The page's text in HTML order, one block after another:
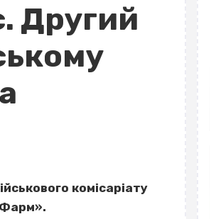
Другий
комісаріату